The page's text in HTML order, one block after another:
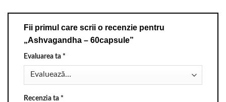
Fii primul care scrii o recenzie pentru
„Ashvagandha – 60capsule”
Evaluarea ta *
Recenzia ta *